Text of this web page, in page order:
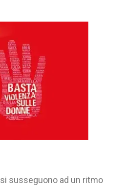
si susseguono ad un ritmo